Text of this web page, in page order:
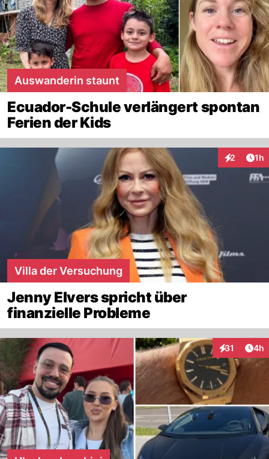
Auswanderin staunt
Ecuador-Schule verlängert spontan
Ferien der Kids
2 1h
Villa der Versuchung
Jenny Elvers spricht über
finanzielle Probleme
31
Interaktionen
4h